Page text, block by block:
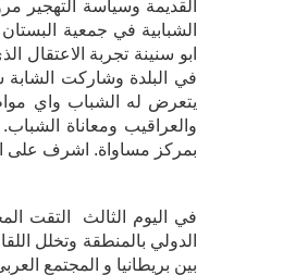
القديمة وسياسة التهجير
الشبابية في جمعية
ابو سنينة تجربة
في البلدة وشاركت
يتعرض له الشباب واي
والعراقيب ومعاناة
بمركز مساواة. اشرف على
في اليوم الثالث التقت
الدولي بالمنطقة وتخلل
بين بريطانيا و المجتمع